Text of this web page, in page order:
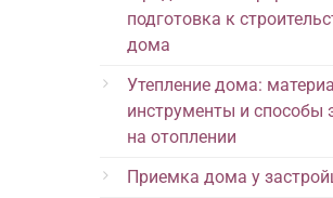
подготовка к
дома
Утепление дома:
инструменты и способы
на отоплении
Приемка дома у